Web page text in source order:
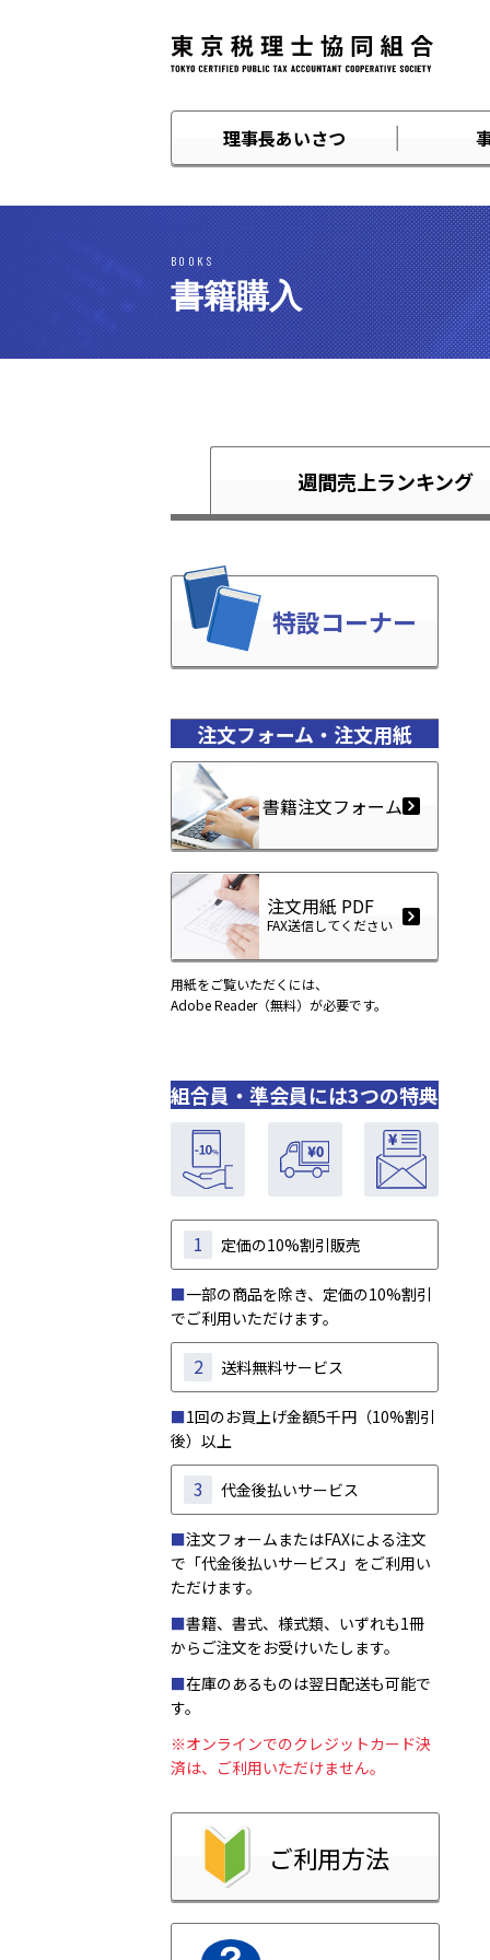
理事長あいさつ
BOOKS
書籍購入
週間売上ランキング
特設コーナー
注文フォーム・注文用紙
書籍注文フォーム
注文用紙 PDF
FAX送信してください
用紙をご覧いただくには、
Adobe Reader（無料）が必要です。
組合員・準会員には3つの特典
1 定価の10%割引販売
■一部の商品を除き、定価の10%割引
でご利用いただけます。
2 送料無料サービス
■1回のお買上げ金額5千円（10%割引
後）以上
3 代金後払いサービス
■注文フォームまたはFAXによる注文
で「代金後払いサービス」をご利用い
ただけます。
■書籍、書式、様式類、いずれも1冊
からご注文をお受けいたします。
■在庫のあるものは翌日配送も可能で
す。
※オンラインでのクレジットカード決
済は、ご利用いただけません。
ご利用方法